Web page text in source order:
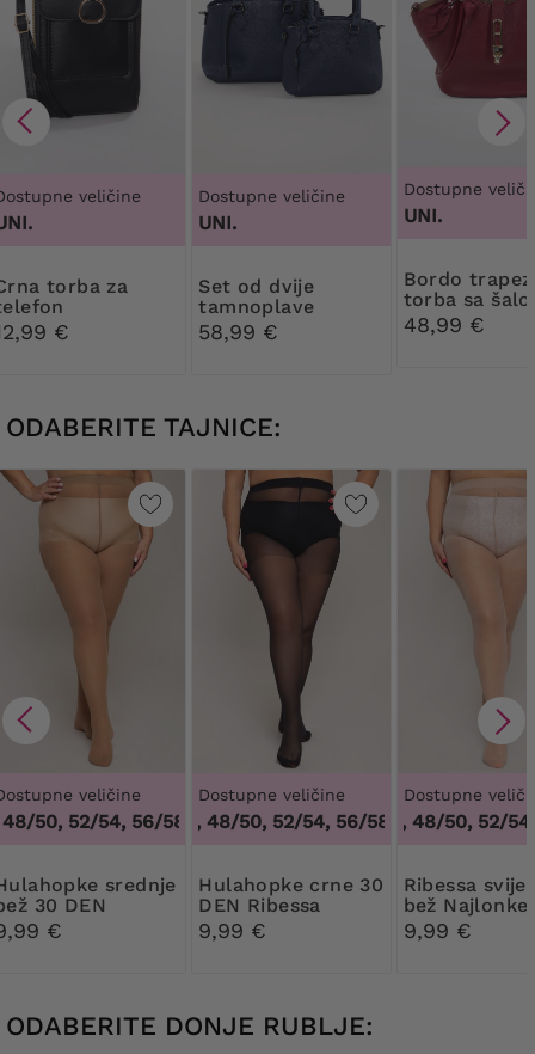
veličine
za
€
Dostupne veličine
UNI.
Set od dvije
tamnoplave
torbice
58,99 €
Dostupne
UNI.
Bordo trapezoidna
torba sa
48,99 €
ODABERITE TAJNICE:
veličine
50, 52/54, 56/58, 60/62,44/46, 48/50, 52/54, 56/58,
30 DEN
€
Dostupne veličine
44/46, 48/50, 52/54, 56/58, 60/62,44/46,
Hulahopke crne 30
DEN Ribessa
9,99 €
Dostupne
44/46, 48/50, 52/54,
Ribessa svijetlo
bež Najlonke
DEN
9,99 €
ODABERITE DONJE RUBLJE: